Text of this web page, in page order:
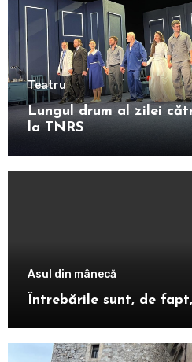
Teatru
Lungul drum al zilei
la TNRS
Asul din mânecă
Întrebările sunt, de